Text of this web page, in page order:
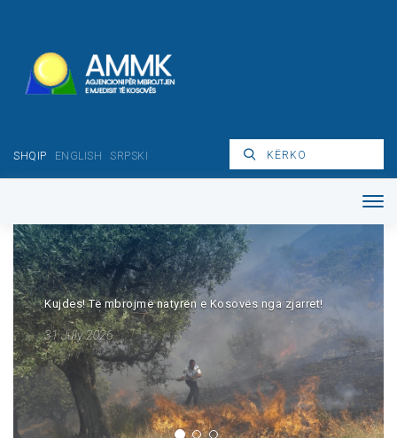
SHQIP ENGLISH SRPSKI
Njoftim për publikun lidhur me situatën meteorologjike dhe
përditësimin e parashikimit të motit për periudhën 20–22
korrik 2026
23 July 2026